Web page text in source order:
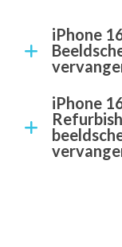
iPhone
iPhone